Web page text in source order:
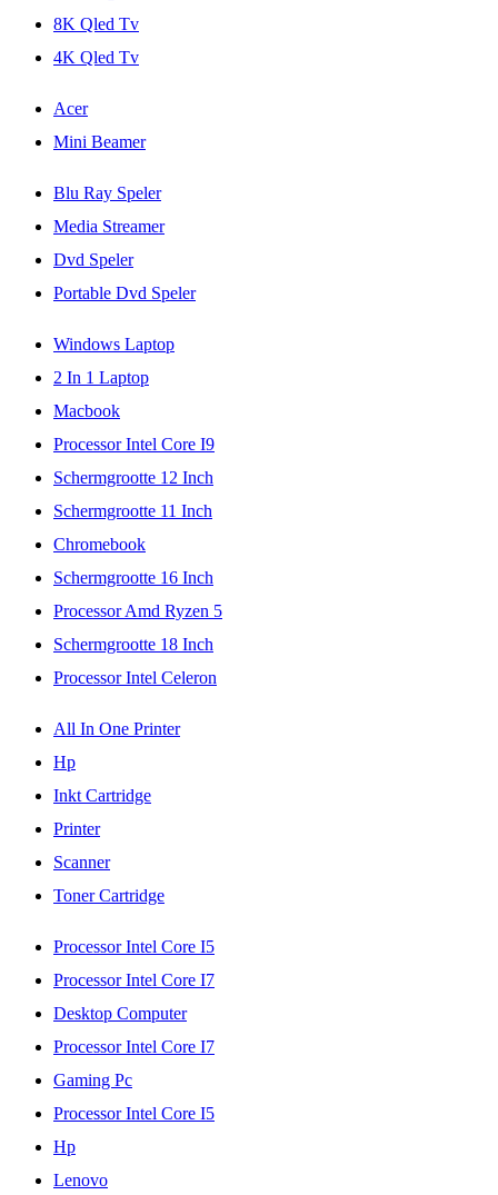
8K Qled Tv
4K Qled Tv
Acer
Mini Beamer
Blu Ray Speler
Media Streamer
Dvd Speler
Portable Dvd Speler
Windows Laptop
2 In 1 Laptop
Macbook
Processor Intel Core I9
Schermgrootte 12 Inch
Schermgrootte 11 Inch
Chromebook
Schermgrootte 16 Inch
Processor Amd Ryzen 5
Schermgrootte 18 Inch
Processor Intel Celeron
All In One Printer
Hp
Inkt Cartridge
Printer
Scanner
Toner Cartridge
Processor Intel Core I5
Processor Intel Core I7
Desktop Computer
Processor Intel Core I7
Gaming Pc
Processor Intel Core I5
Hp
Lenovo